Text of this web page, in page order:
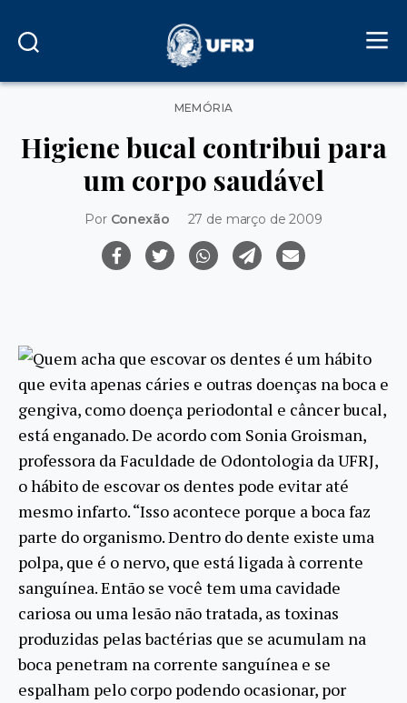
Categorias
MEMÓRIA
Higiene bucal contribui para
um corpo saudável
Por Conexão 27 de março de 2009
Quem acha que escovar os dentes é um hábito
que evita apenas cáries e outras doenças na boca e
gengiva, como doença periodontal e câncer bucal,
está enganado. De acordo com Sonia Groisman,
professora da Faculdade de Odontologia da UFRJ,
o hábito de escovar os dentes pode evitar até
mesmo infarto. “Isso acontece porque a boca faz
parte do organismo. Dentro do dente existe uma
polpa, que é o nervo, que está ligada à corrente
sanguínea. Então se você tem uma cavidade
cariosa ou uma lesão não tratada, as toxinas
produzidas pelas bactérias que se acumulam na
boca penetram na corrente sanguínea e se
espalham pelo corpo podendo ocasionar, por